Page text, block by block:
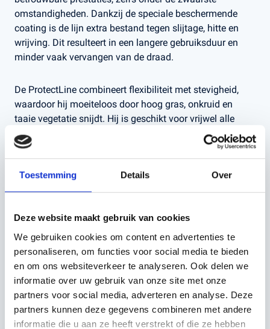
Toestemming Details Over
Deze website maakt gebruik van cookies
We gebruiken cookies om content en advertenties te
personaliseren, om functies voor social media te bieden
en om ons websiteverkeer te analyseren. Ook delen we
informatie over uw gebruik van onze site met onze
partners voor social media, adverteren en analyse. Deze
partners kunnen deze gegevens combineren met andere
informatie die u aan ze heeft verstrekt of die ze hebben
omstandigheden. Dankzij de speciale beschermende
coating is de lijn extra bestand tegen slijtage, hitte en
wrijving. Dit resulteert in een langere gebruiksduur en
minder vaak vervangen van de draad.
De ProtectLine combineert flexibiliteit met stevigheid,
waardoor hij moeiteloos door hoog gras, onkruid en
taaie vegetatie snijdt. Hij is geschikt voor vrijwel alle
standaard trimmerkoppen en bosmaaiers, waardoor je
verzekerd bent van brede inzetbaarheid.
Belangrijkste kenmerken:
Voorzien van beschermende coating voor langere
Bestand tegen hitte en slijtage bij intensief gebruik
Snijdt moeiteloos door hoog gras, onkruid en dichte
begroeiing